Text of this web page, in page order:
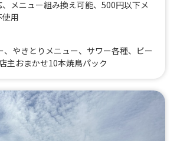
、 メニュー組み換え可能、 500円以下メ
用
、やきとりメニュー、サワー各種、ビー
主おまかせ10本焼鳥パック